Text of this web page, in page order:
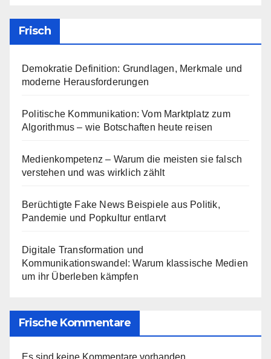
Frisch
Demokratie Definition: Grundlagen, Merkmale und
moderne Herausforderungen
Politische Kommunikation: Vom Marktplatz zum
Algorithmus – wie Botschaften heute reisen
Medienkompetenz – Warum die meisten sie falsch
verstehen und was wirklich zählt
Berüchtigte Fake News Beispiele aus Politik,
Pandemie und Popkultur entlarvt
Digitale Transformation und
Kommunikationswandel: Warum klassische Medien
um ihr Überleben kämpfen
Frische Kommentare
Es sind keine Kommentare vorhanden.